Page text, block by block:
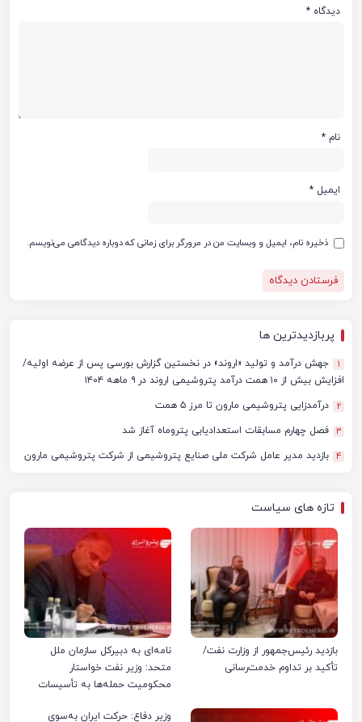
دیدگاه *
نام *
ایمیل *
ذخیره نام، ایمیل و وبسایت من در مرورگر برای زمانی که دوباره دیدگاهی می‌نویسم.
پربازدیدترین ها
1
جهش درآمد و تولید «اروند» در نخستین گزارش بورسی پس از عرضه اولیه/
افزایش بیش از ۱۰ همت درآمد پتروشیمی اروند در ۹ ماهه ۱۴۰۴
2 درآمدزایی پتروشیمی مارون تا مرز ۵ همت
3 فصل چهارم مسابقات استعدادیابی پتروماه آغاز شد
4 بازدید مدیر عامل شرکت ملی صنایع پتروشیمی از شرکت پتروشیمی مارون
تازه های سیاست
بازدید رئیس‌جمهور از وزارت نفت/
تأکید بر تداوم خدمت‌رسانی
نامه‌ای به دبیرکل سازمان ملل
متحد: وزیر نفت خواستار
محکومیت حمله‌ها به تأسیسات
وزیر دفاع: حرکت ایران به‌سوی